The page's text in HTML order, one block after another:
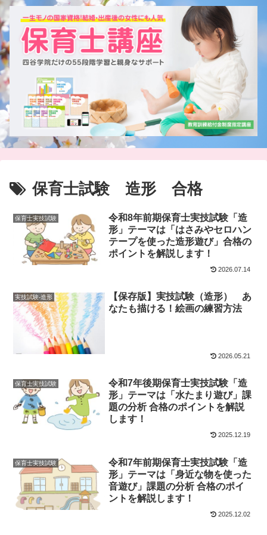
保育士試験 造形 合格
保育士実技試験
令和8年前期保育士実技試験「造
形」テーマは「はさみやセロハン
テープを使った造形遊び」合格の
ポイントを解説します！
2026.07.14
実技試験-造形
【保存版】実技試験（造形） あ
なたも描ける！絵画の練習方法
2026.05.21
保育士実技試験
令和7年後期保育士実技試験「造
形」テーマは「水たまり遊び」課
題の分析 合格のポイントを解説
します！
2025.12.19
保育士実技試験
令和7年前期保育士実技試験「造
形」テーマは「身近な物を使った
音遊び」課題の分析 合格のポイ
ントを解説します！
2025.12.02